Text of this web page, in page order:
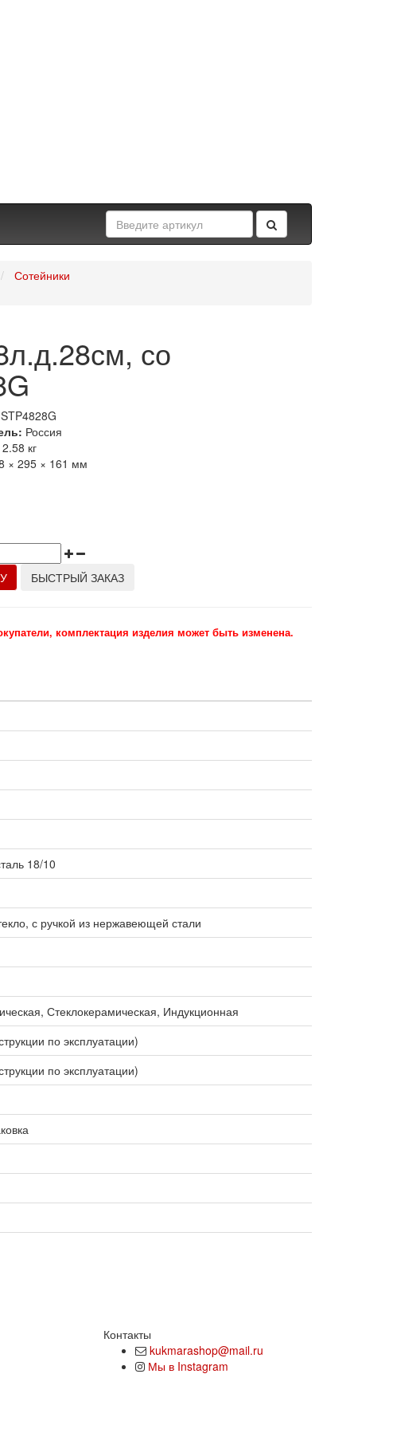
Сотейники
со
Россия
2.58 кг
× 295 × 161 мм
БЫСТРЫЙ ЗАКАЗ
комплектация изделия может быть изменена.
18/10
с ручкой из нержавеющей стали
Стеклокерамическая, Индукционная
по эксплуатации)
по эксплуатации)
Контакты
kukmarashop@mail.ru
Мы в Instagram